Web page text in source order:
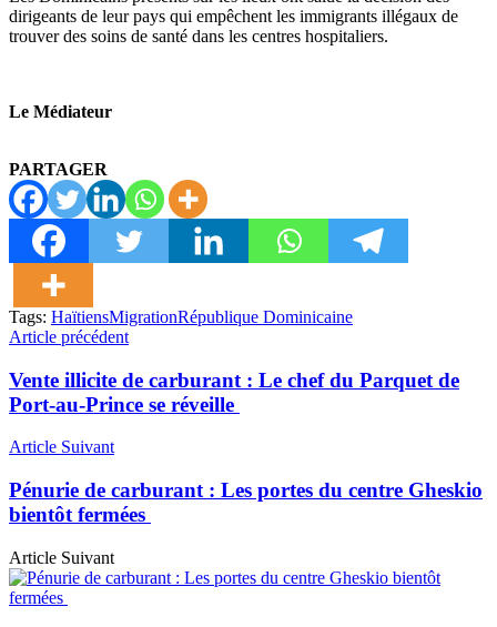
dirigeants de leur pays qui empêchent les immigrants illégaux de
trouver des soins de santé dans les centres hospitaliers.
Le Médiateur
PARTAGER
Tags: HaïtiensMigrationRépublique Dominicaine
Article précédent
Vente illicite de carburant : Le chef du Parquet de
Port-au-Prince se réveille
Article Suivant
Pénurie de carburant : Les portes du centre Gheskio
bientôt fermées
Article Suivant